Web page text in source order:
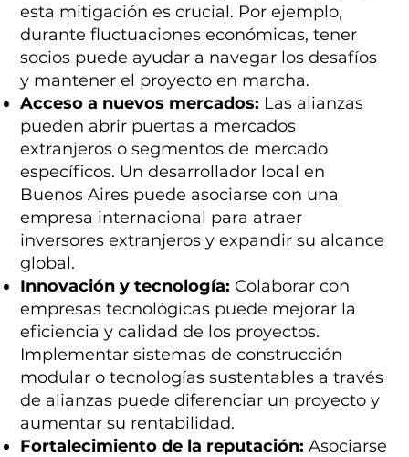
esta mitigación es crucial. Por ejemplo,
durante fluctuaciones económicas, tener
socios puede ayudar a navegar los desafíos
y mantener el proyecto en marcha.
Acceso a nuevos mercados: Las alianzas
pueden abrir puertas a mercados
extranjeros o segmentos de mercado
específicos. Un desarrollador local en
Buenos Aires puede asociarse con una
empresa internacional para atraer
inversores extranjeros y expandir su alcance
global.
Innovación y tecnología: Colaborar con
empresas tecnológicas puede mejorar la
eficiencia y calidad de los proyectos.
Implementar sistemas de construcción
modular o tecnologías sustentables a través
de alianzas puede diferenciar un proyecto y
aumentar su rentabilidad.
Fortalecimiento de la reputación: Asociarse